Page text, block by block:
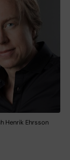
Henrik Ehrsson